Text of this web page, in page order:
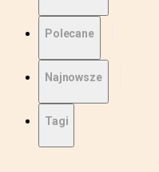
Polecane
Najnowsze
Tagi